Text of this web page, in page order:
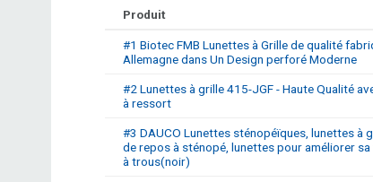
Produit
#1 Biotec FMB Lunettes à Grille de qualité
Allemagne dans Un Design perforé Moderne
#2 Lunettes à grille 415-JGF - Haute Qualité
à ressort
#3 DAUCO Lunettes sténopéïques, lunettes à
de repos à sténopé, lunettes pour améliorer
à trous(noir)